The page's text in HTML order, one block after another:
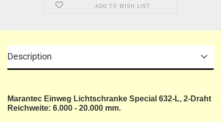
ADD TO WISH LIST
Description
Marantec Einweg Lichtschranke Special 632-L, 2-Draht
Reichweite: 6.000 - 20.000 mm.